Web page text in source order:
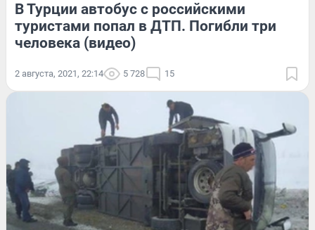
В Турции автобус с российскими
туристами попал в ДТП. Погибли три
человека (видео)
2 августа, 2021, 22:14 5 728 15